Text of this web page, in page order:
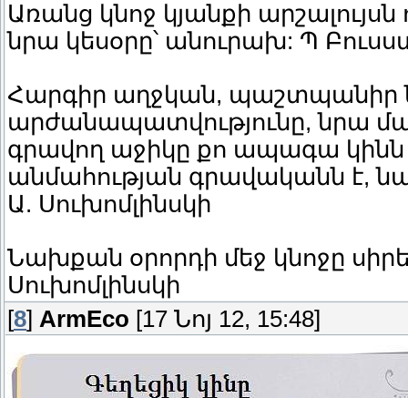
Առանց կնոջ կյանքի արշալույսն
նրա կեսօրը՝ անուրախ: Պ
Հարգիր աղջկան, պաշտպանիր
արժանապատվությունը, նրա
գրավող աջիկը քո ապագա կինն
անմահության գրավականն է,
Ա. Սուխոմլինսկի
Նախքան օրորդի մեջ կնոջը
Սուխոմլինսկի
[8] ArmEco [17 Նոյ 12, 15:48]